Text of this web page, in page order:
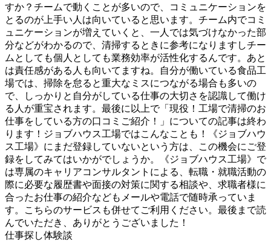
すか？チームで動くことが多いので、コミュニケーションを
とるのが上手い人は向いていると思います。チーム内でコミ
ュニケーションが増えていくと、一人では気づけなかった部
分などがわかるので、清掃するときに参考になりますしチー
ムとしても個人としても業務効率が活性化するんです。あと
は責任感がある人も向いてますね。自分が働いている食品工
場では、掃除を怠ると重大なミスにつながる場合も多いの
で、しっかりと自分がしている仕事の大切さを認識して働け
る人が重宝されます。最後に以上で「現役！工場で清掃のお
仕事をしている方の口コミご紹介！」についての記事は終わ
ります！ジョブハウス工場ではこんなことも！《ジョブハウ
ス工場》にまだ登録していないという方は、この機会にご登
録をしてみてはいかがでしょうか。《ジョブハウス工場》で
は専属のキャリアコンサルタントによる、転職・就職活動の
際に必要な履歴書や面接の対策に関する相談や、求職者様に
合ったお仕事の紹介などもメールや電話で随時承っていま
す。こちらのサービスも併せてご利用ください。最後まで読
んでいただき、ありがとうございました！
仕事探し体験談